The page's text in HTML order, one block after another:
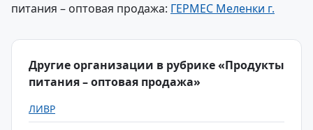
питания – оптовая продажа: ГЕРМЕС Меленки г.
Другие организации в рубрике «Продукты
питания – оптовая продажа»
ЛИВР